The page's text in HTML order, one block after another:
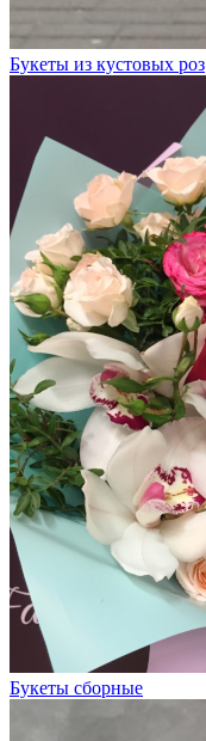
Букеты из кустовых роз
Букеты сборные